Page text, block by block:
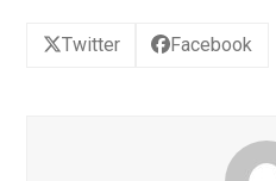
Twitter Facebook